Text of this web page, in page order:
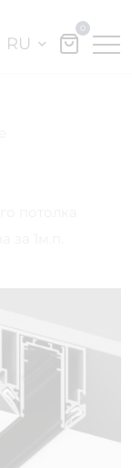
RU
0